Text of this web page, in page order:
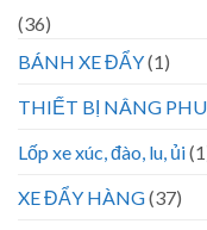
(36)
BÁNH XE ĐẨY(1)
THIẾT BỊ NÂNG
Lốp xe xúc, đào, lu, ủi
XE ĐẨY HÀNG(37)